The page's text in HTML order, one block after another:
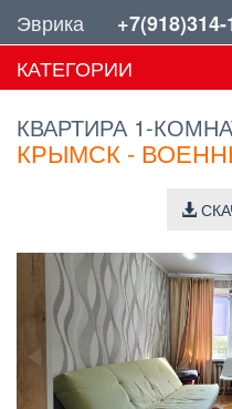
Эврика
КАТЕГОРИИ
КВАРТИРА 1-
КРЫМСК -